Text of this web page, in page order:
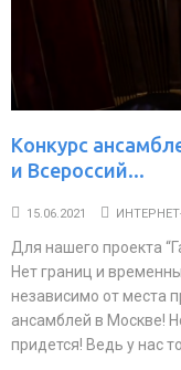
Конкурс
и Всероссий...
15.06.2021
Для нашего проекта
Нет границ и
независимо от места
ансамблей в Москве!
придется! Ведь у нас